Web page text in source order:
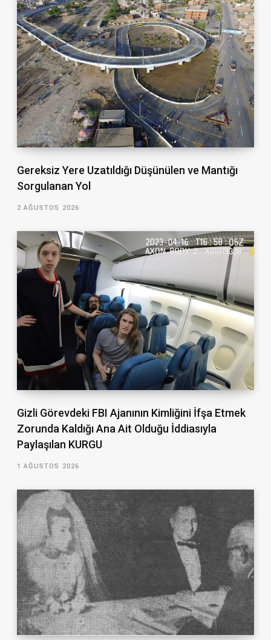
Gereksiz Yere Uzatıldığı Düşünülen ve Mantığı
Sorgulanan Yol
2 AĞUSTOS 2026
Gizli Görevdeki FBI Ajanının Kimliğini İfşa Etmek
Zorunda Kaldığı Ana Ait Olduğu İddiasıyla
Paylaşılan KURGU
1 AĞUSTOS 2026